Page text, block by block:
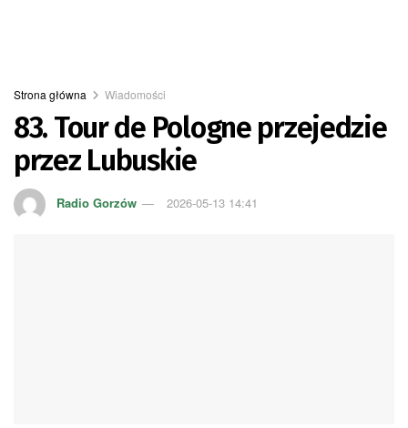
Strona główna Wiadomości
83. Tour de Pologne przejedzie
przez Lubuskie
Radio Gorzów 2026-05-13 14:41